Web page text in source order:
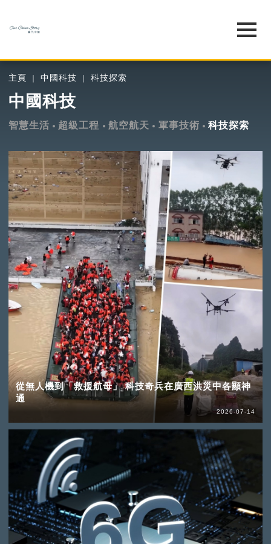
主頁 中國科技 科技探索
中國科技
智慧生活 超級工程 航空航天 軍事技術 科技探索
從無人機到「救援航母」 科技奇兵在廣西洪災中各顯神
通
2026-07-14